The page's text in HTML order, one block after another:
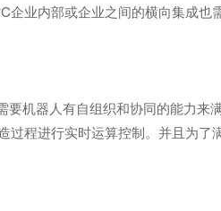
业内部或企业之间的横向集成也
机器人有自组织和协同的能力
过程进行实时运算控制。并且为